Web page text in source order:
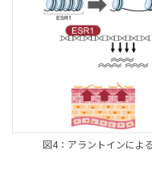
図4：アラントインによ